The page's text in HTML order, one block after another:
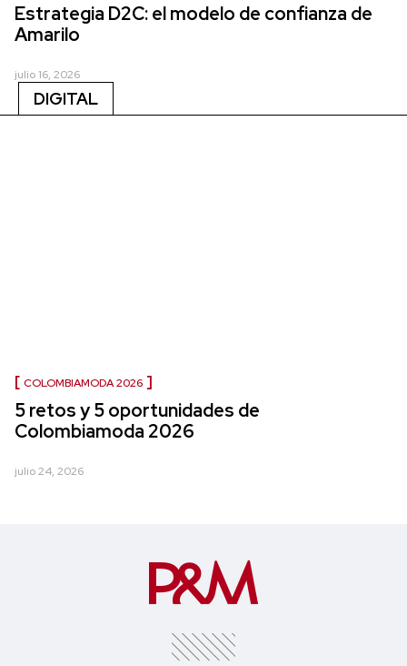
Estrategia D2C: el modelo de confianza de
Amarilo
julio 16, 2026
DIGITAL
COLOMBIAMODA 2026
5 retos y 5 oportunidades de
Colombiamoda 2026
julio 24, 2026